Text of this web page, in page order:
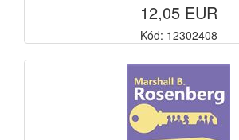
12,05 EUR
Kód: 12302408